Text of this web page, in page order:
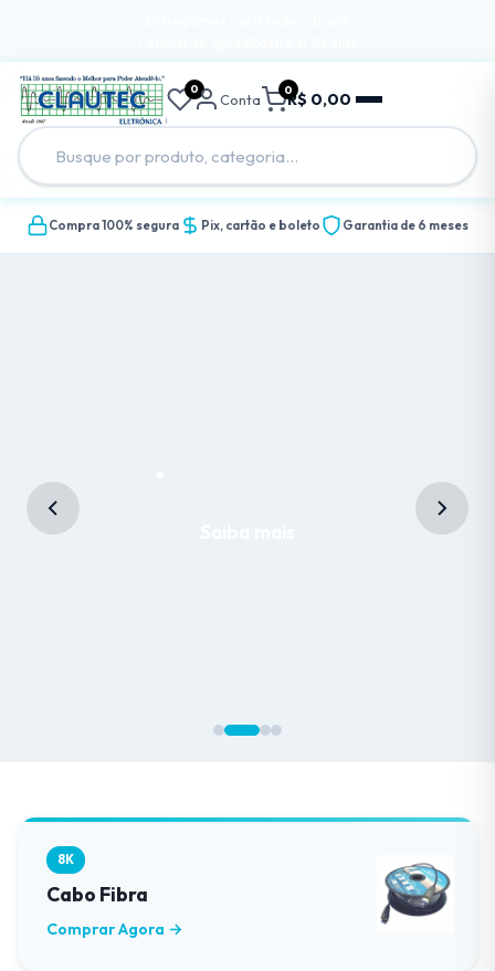
0
Conta R$ 0,00
0
Compra 100% segura Pix, cartão e boleto Garantia de 6 meses
8K
Cabo Fibra
Comprar Agora →